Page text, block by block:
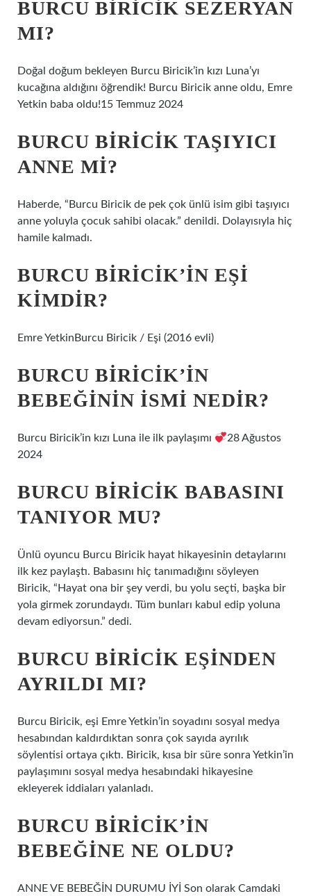
BURCU BIRICIK SEZERYAN
MI?
Doğal doğum bekleyen Burcu Biricik’in kızı Luna’yı
kucağına aldığını öğrendik! Burcu Biricik anne oldu, Emre
Yetkin baba oldu!15 Temmuz 2024
BURCU BIRICIK TAŞIYICI
ANNE MI?
Haberde, “Burcu Biricik de pek çok ünlü isim gibi taşıyıcı
anne yoluyla çocuk sahibi olacak.” denildi. Dolayısıyla hiç
hamile kalmadı.
BURCU BIRICIK’IN EŞI
KIMDIR?
Emre YetkinBurcu Biricik / Eşi (2016 evli)
BURCU BIRICIK’IN
BEBEĞININ ISMI NEDIR?
Burcu Biricik’in kızı Luna ile ilk paylaşımı
28 Ağustos
2024
BURCU BIRICIK BABASINI
TANIYOR MU?
Ünlü oyuncu Burcu Biricik hayat hikayesinin detaylarını
ilk kez paylaştı. Babasını hiç tanımadığını söyleyen
Biricik, “Hayat ona bir şey verdi, bu yolu seçti, başka bir
yola girmek zorundaydı. Tüm bunları kabul edip yoluna
devam ediyorsun.” dedi.
BURCU BIRICIK EŞINDEN
AYRILDI MI?
Burcu Biricik, eşi Emre Yetkin’in soyadını sosyal medya
hesabından kaldırdıktan sonra çok sayıda ayrılık
söylentisi ortaya çıktı. Biricik, kısa bir süre sonra Yetkin’in
paylaşımını sosyal medya hesabındaki hikayesine
ekleyerek iddiaları yalanladı.
BURCU BIRICIK’IN
BEBEĞINE NE OLDU?
ANNE VE BEBEĞİN DURUMU İYİ Son olarak Camdaki